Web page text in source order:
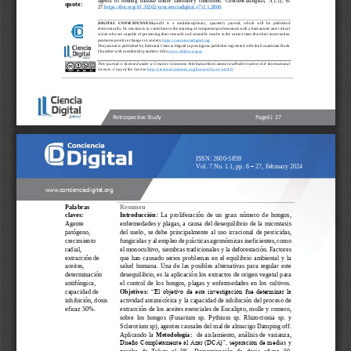
Retrospective Study Page6| 27
quote:
27.https://doi.org/10.33262/concienciadigital.v7i1.1.2860
DIGITAL   CONSCIOUSNESS, andIt   is   a   multidisciplinary,   quarterly   journal,   which   will   be   published
electronically. Its mission is to contribute to the training of competent professionals with a humanistic and critical
vision who are capable of presenting their research and scientific results to the same extent that their intervention
promotes positive changes in society.https://concienciadigital.org
The journal is published by Editorial Ciencia Digital (a prestigious publisher registered with the Ecuadorian Book
Chamber with membership number 663).www.celibro.org.ec
This journal is licensed under a Creative Commons AttributionNonCommercialNoDerivatives 4.0 International
License. Copy of the license: http://creativecommons.org/licenses/by-nc- nd/4.0/
ISSN: 2600-5859
Vol. 7 No. 1.1, pp. 6 – 27, February 2024
www.concienciadigital.org
Palabras
claves:
Agente
patógeno,
crecimiento
radial,
extracción de
aceites,
determinación
antifúngica,
capacidad de
inhibición, dosis
eficaz 50%.
Resumen
Introducción: La  proliferación  de  un  gran  número  de  hongos,
enfermedades y plagas, a causa del desequilibrio de la micostasis
del  suelo,  se  debe  principalmente  al  uso  irracional  de  pesticidas,
fungicidas y al empleo de prácticas agronómicas ineficientes, como
el monocultivo, siembras tradicionales y la deforestación. Factores
que  han causado  serios  problemas  en el equilibrio  ambiental  y  la
salud  humana.  Una  de  las  posibles  alternativas  para  regular  este
desequilibrio, es la aplicación los extractos de origen vegetal para
el  control  de  los  hongos,  plagas  y  enfermedades  en  los  cultivos.
Objetivos: “El  objetivo  de  esta investigación  fue  determinar  la
actividad antimicótica y la capacidad de inhibición del proceso de
extracción de los aceites esenciales de Eucalipto, molle y romero,
sobre  los  hongos  (Fusarium  sp.  Pythium  sp.  Rhizoctonia  sp.  y
Sclerotium sp), agentes causales del mal de almacigo Damping off.
Aplicando  la Metodología:
de  aislamiento,  análisis  de  varianza,
Diseño Completamente al Azar (DCA)”, separación de medias  y